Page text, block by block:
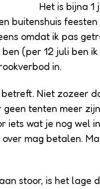
Het is bijna 1
buitenshuis
omdat ik pas
ben (per 12 juli ben
in.
Niet zozeer
tenten meer
iets wat je nog wel
mag betalen.
stoor, is het lage